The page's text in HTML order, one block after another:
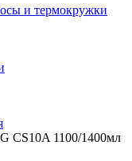
и термокружки
CS10A 1100/1400мл